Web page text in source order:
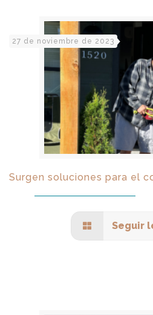
27 de noviembre de 2023
Surgen soluciones para el
Seguir